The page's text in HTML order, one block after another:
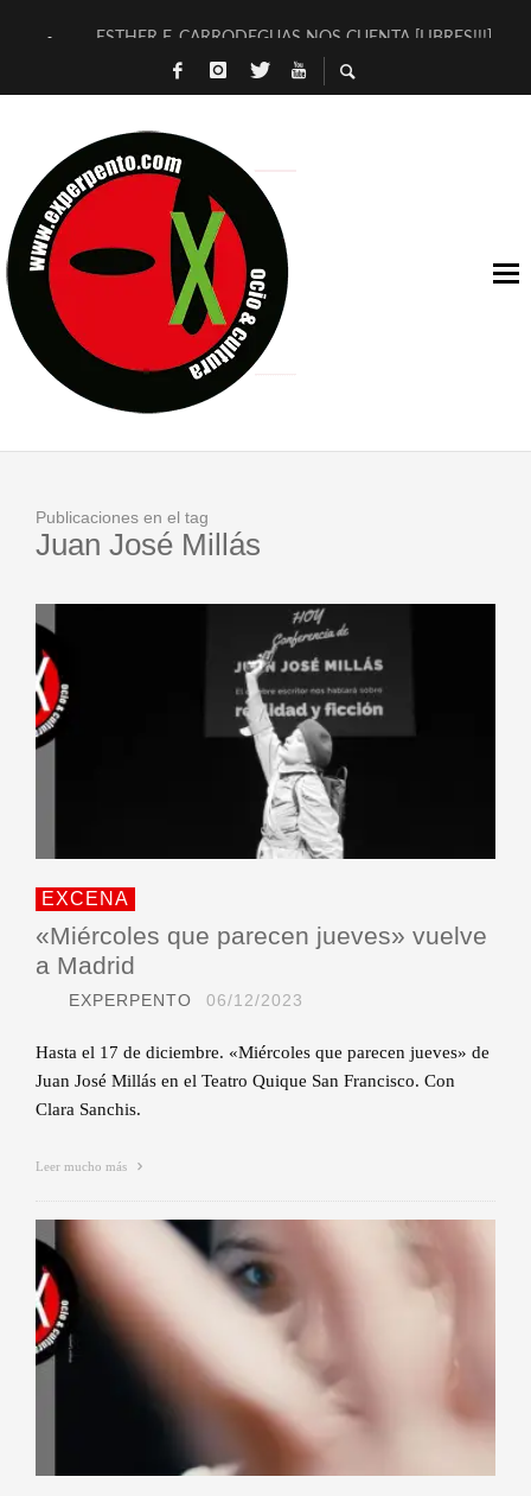
ESTHER F. CARRODEGUAS NOS CUENTA [LIBRES!!!]
[TERRA DE GUAPES] DE SANDRA MONFORT
TIMBRE 4, LA ESCUELA DEL DIRECTOR TEATRAL CLAUDIO
30 AÑOS (NO ES NADA) DE LA KATARSIS DEL TOMATAZO
MILITARES JUDÍAS EN #EXVITA
D’BALDOMEROS REINVENTAN [BITÁCORA 3.0] EN EXVITA
MARSHALL FLASH PRESENTA EN EXVITA [RELATIVA
JOFRE BARDAGÍ EN EXVITA INTERPRETANDO A SERRAT
Publicaciones en el tag
Juan José Millás
EXCENA
«Miércoles que parecen jueves» vuelve
a Madrid
EXPERPENTO 06/12/2023
Hasta el 17 de diciembre. «Miércoles que parecen jueves» de
Juan José Millás en el Teatro Quique San Francisco. Con
Clara Sanchis.
Leer mucho más